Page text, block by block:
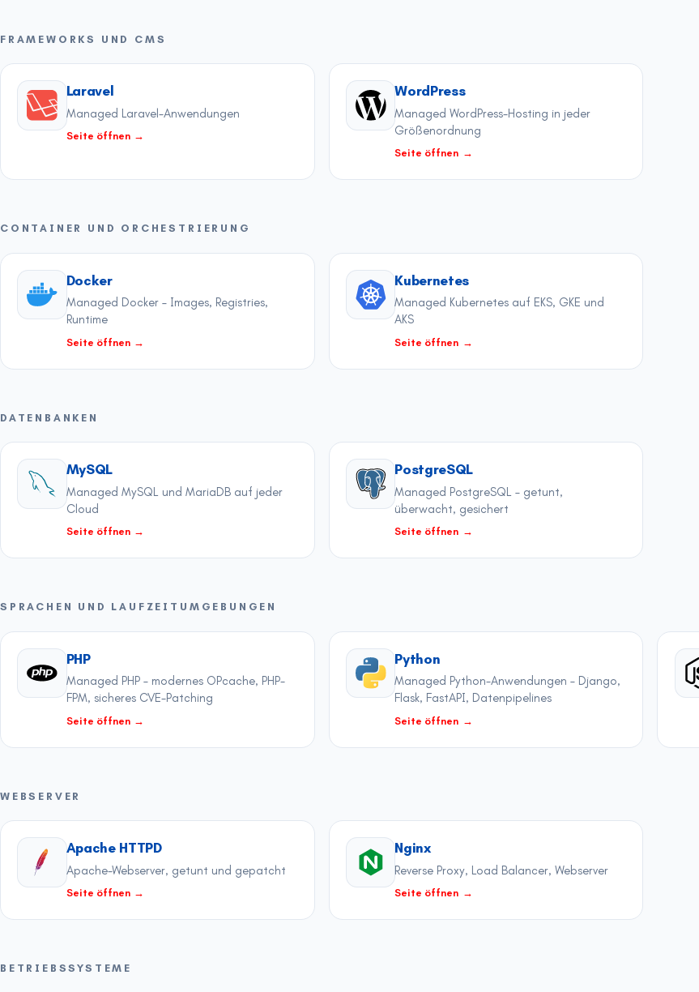
FRAMEWORKS UND CMS
Laravel
Managed Laravel-Anwendungen
Seite öffnen →
WordPress
Managed WordPress-Hosting in jeder
Größenordnung
Seite öffnen →
CONTAINER UND ORCHESTRIERUNG
Docker
Managed Docker – Images, Registries,
Runtime
Seite öffnen →
Kubernetes
Managed Kubernetes auf EKS, GKE und
AKS
Seite öffnen →
DATENBANKEN
MySQL
Managed MySQL und MariaDB auf jeder
Cloud
Seite öffnen →
PostgreSQL
Managed PostgreSQL – getunt,
überwacht, gesichert
Seite öffnen →
SPRACHEN UND LAUFZEITUMGEBUNGEN
PHP
Managed PHP – modernes OPcache, PHP-
FPM, sicheres CVE-Patching
Seite öffnen →
Python
Managed Python-Anwendungen – Django,
Flask, FastAPI, Datenpipelines
Seite öffnen →
WEBSERVER
Apache HTTPD
Apache-Webserver, getunt und gepatcht
Seite öffnen →
Nginx
Reverse Proxy, Load Balancer, Webserver
Seite öffnen →
BETRIEBSSYSTEME